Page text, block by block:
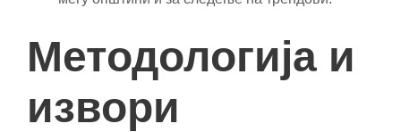
Методологија и
извори